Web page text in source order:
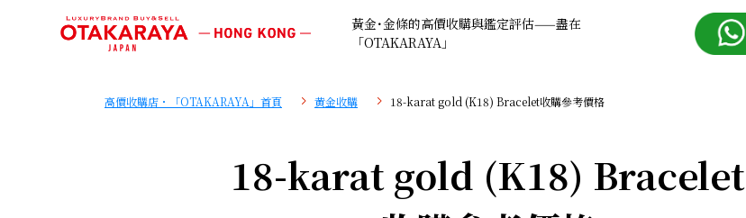
黃金･金條的高價收購與鑑定評估——盡在
「OTAKARAYA」
高價收購店・「OTAKARAYA」首頁 黄金收購 18-karat gold (K18) Bracelet收購參考價格
18-karat gold (K18) Bracelet